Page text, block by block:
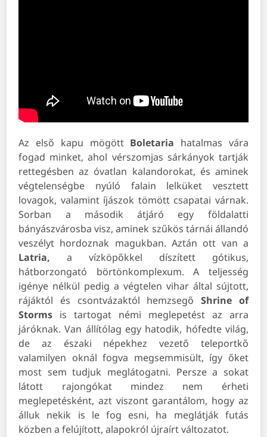
Az első kapu mögött Boletaria hatalmas vára
fogad minket, ahol vérszomjas sárkányok tartják
rettegésben az óvatlan kalandorokat, és aminek
végtelenségbe nyúló falain lelküket vesztett
lovagok, valamint íjászok tömött csapatai várnak.
Sorban a második átjáró egy földalatti
bányászvárosba visz, aminek szűkös tárnái állandó
veszélyt hordoznak magukban. Aztán ott van a
Latria, a vízköpőkkel díszített gótikus,
hátborzongató börtönkomplexum. A teljesség
igénye nélkül pedig a végtelen vihar által sújtott,
rájáktól és csontvázaktól hemzsegőShrine of
Storms is tartogat némi meglepetést az arra
járóknak. Van állítólag egy hatodik, hófedte világ,
de az északi népekhez vezető teleportkő
valamilyen oknál fogva megsemmisült, így őket
most sem tudjuk meglátogatni. Persze a sokat
látott rajongókat mindez nem érheti
meglepetésként, azt viszont garantálom, hogy az
álluk nekik is le fog esni, ha meglátják futás
közben a felújított, alapokról újraírt változatot.